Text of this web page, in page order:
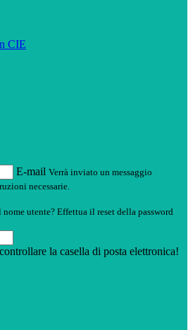
CIE
E-mail Verrà inviato un messaggio
necessarie.
utente? Effettua il reset della password
la casella di posta elettronica!